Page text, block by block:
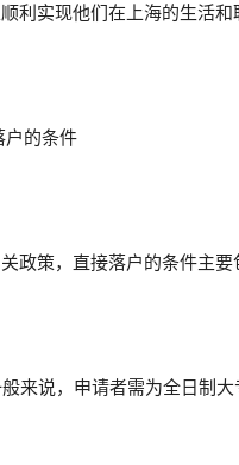
利实现他们在上海的生活和
户的条件
政策，直接落户的条件主要
来说，申请者需为全日制